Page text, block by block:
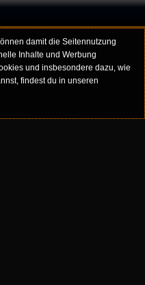
damit die Seitennutzung
Inhalte und Werbung
und insbesondere dazu, wie
findest du in unseren